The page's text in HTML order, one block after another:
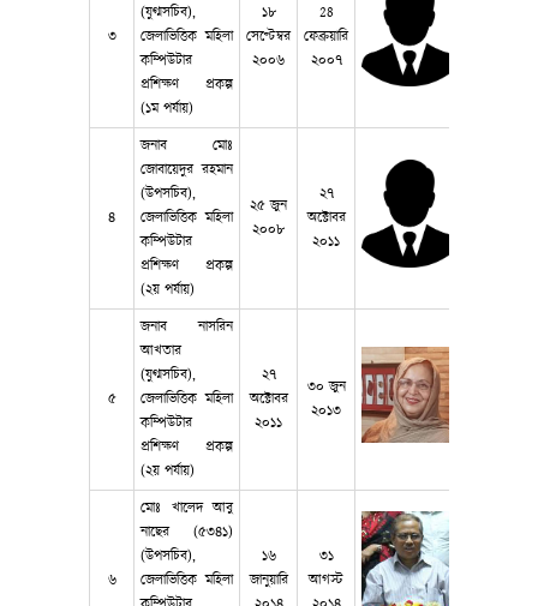
৩
(যুগ্মসচিব),
জেলাভিত্তিক মহিলা
কম্পিউটার
প্রশিক্ষণ প্রকল্প
(১ম পর্যায়)
১৮
সেপ্টেম্বর
২০০৬
28
ফেব্রুয়ারি
২০০৭
৪
জনাব মোঃ
জোবায়েদুর রহমান
(উপসচিব),
জেলাভিত্তিক মহিলা
কম্পিউটার
প্রশিক্ষণ প্রকল্প
(২য় পর্যায়)
২৫ জুন
২০০৮
২৭
অক্টোবর
২০১১
৫
জনাব নাসরিন
আখতার
(যুগ্মসচিব),
জেলাভিত্তিক মহিলা
কম্পিউটার
প্রশিক্ষণ প্রকল্প
(২য় পর্যায়)
২৭
অক্টোবর
২০১১
৩০ জুন
২০১৩
৬
মোঃ খালেদ আবু
নাছের (৫৩৪১)
(উপসচিব),
জেলাভিত্তিক মহিলা
১৬
জানুয়ারি
৩১
আগস্ট